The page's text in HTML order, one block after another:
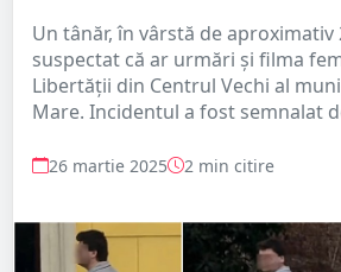
Un tânăr, în vârstă de aproximativ
suspectat că ar urmări și filma
Libertății din Centrul Vechi al
Mare. Incidentul a fost semnalat
26 martie 2025 2 min citire